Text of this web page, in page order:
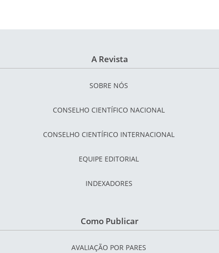
A Revista
SOBRE NÓS
CONSELHO CIENTÍFICO NACIONAL
CONSELHO CIENTÍFICO INTERNACIONAL
EQUIPE EDITORIAL
INDEXADORES
Como Publicar
AVALIAÇÃO POR PARES